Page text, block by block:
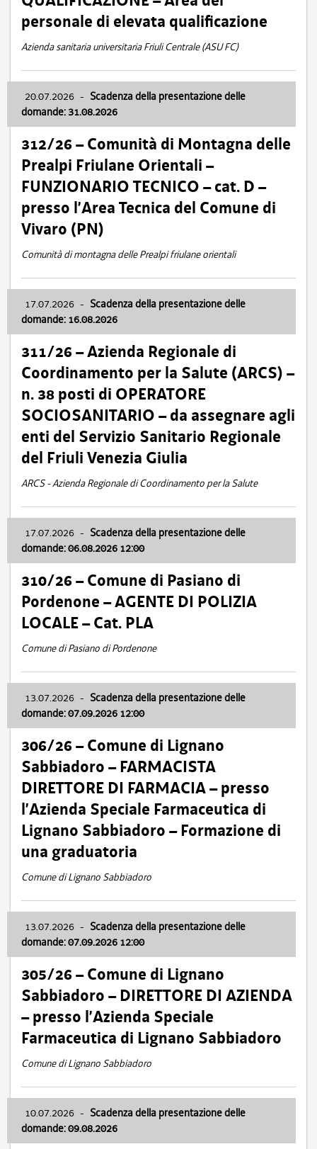
personale di elevata qualificazione
Azienda sanitaria universitaria Friuli Centrale (ASU FC)
20.07.2026 - Scadenza della presentazione delle
domande: 31.08.2026
312/26 – Comunità di Montagna delle
Prealpi Friulane Orientali –
FUNZIONARIO TECNICO – cat. D –
presso l’Area Tecnica del Comune di
Vivaro (PN)
Comunità di montagna delle Prealpi friulane orientali
17.07.2026 - Scadenza della presentazione delle
domande: 16.08.2026
311/26 – Azienda Regionale di
Coordinamento per la Salute (ARCS) –
n. 38 posti di OPERATORE
SOCIOSANITARIO – da assegnare agli
enti del Servizio Sanitario Regionale
del Friuli Venezia Giulia
ARCS - Azienda Regionale di Coordinamento per la Salute
17.07.2026 - Scadenza della presentazione delle
domande: 06.08.2026 12:00
310/26 – Comune di Pasiano di
Pordenone – AGENTE DI POLIZIA
LOCALE – Cat. PLA
Comune di Pasiano di Pordenone
13.07.2026 - Scadenza della presentazione delle
domande: 07.09.2026 12:00
306/26 – Comune di Lignano
Sabbiadoro – FARMACISTA
DIRETTORE DI FARMACIA – presso
l’Azienda Speciale Farmaceutica di
Lignano Sabbiadoro – Formazione di
una graduatoria
Comune di Lignano Sabbiadoro
13.07.2026 - Scadenza della presentazione delle
domande: 07.09.2026 12:00
305/26 – Comune di Lignano
Sabbiadoro – DIRETTORE DI AZIENDA
– presso l’Azienda Speciale
Farmaceutica di Lignano Sabbiadoro
Comune di Lignano Sabbiadoro
10.07.2026 - Scadenza della presentazione delle
domande: 09.08.2026